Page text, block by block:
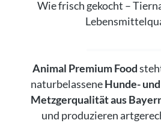
Wie frisch gekocht –
Animal Premium Food
naturbelasseneHunde-
Metzgerqualität aus
und produzieren